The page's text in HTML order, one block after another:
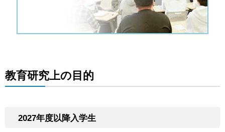
教育研究上の目的
2027年度以降入学生